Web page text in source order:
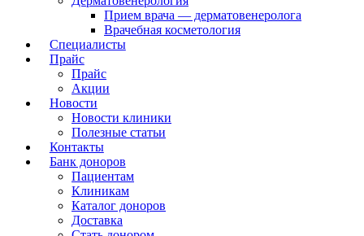
Прием врача — дерматовенеролога
Врачебная косметология
Специалисты
Прайс
Прайс
Акции
Новости
Новости клиники
Полезные статьи
Контакты
Банк доноров
Пациентам
Клиникам
Каталог доноров
Доставка